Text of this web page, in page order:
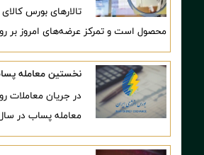
محصول است و تمرکز عرضه‌های امروز
نخستین معامله
معامله پساب در